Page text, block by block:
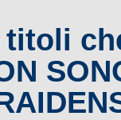
titoli